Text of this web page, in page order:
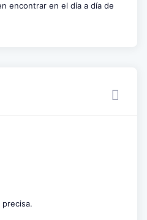
encontrar en el día a día de